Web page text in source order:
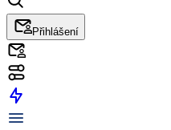
Přihlášení